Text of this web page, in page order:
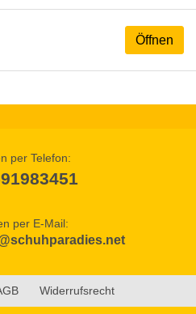
Öffnen
per Telefon:
per E-Mail:
Widerrufsrecht